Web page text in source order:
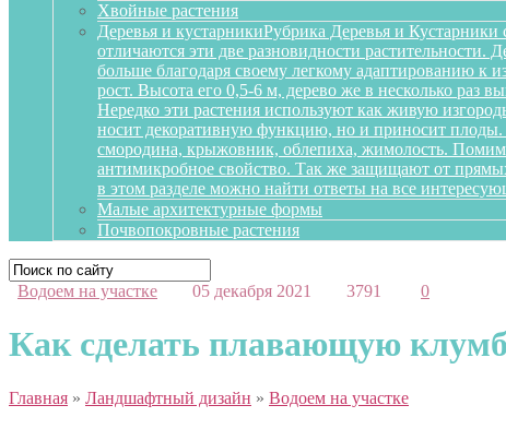
Хвойные растения
Деревья и кустарникиРубрика Деревья и
отличаются эти две разновидности
больше благодаря своему легкому адаптированию к
рост. Высота его 0,5-6 м, дерево же в несколько раз
Нередко эти растения используют как живую
носит декоративную функцию, но и приносит
смородина, крыжовник, облепиха, жимолость.
антимикробное свойство. Так же защищают от
в этом разделе можно найти ответы на все
Малые архитектурные формы
Почвопокровные растения
Водоем на участке 05 декабря 2021 3791 0
Как сделать плавающую
Главная » Ландшафтный дизайн » Водоем на участке